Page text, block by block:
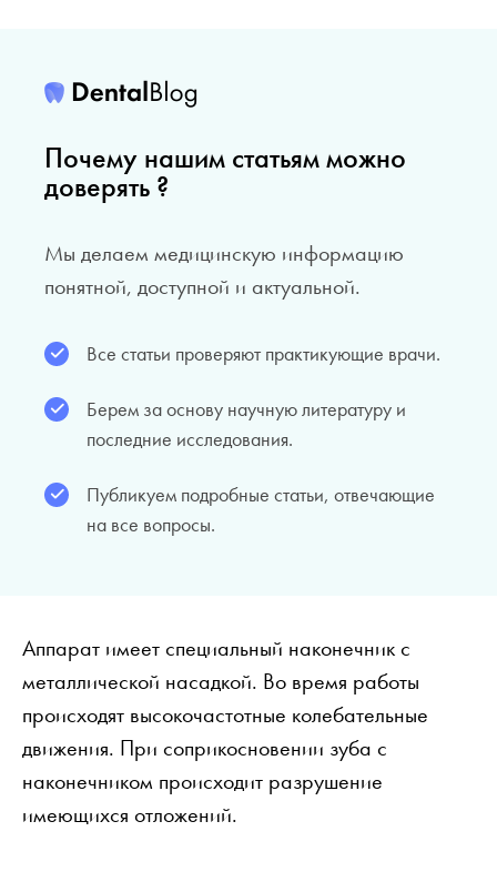
Почему нашим статьям можно
доверять ?
Мы делаем медицинскую информацию
понятной, доступной и актуальной.
Все статьи проверяют практикующие врачи.
Берем за основу научную литературу и
последние исследования.
Публикуем подробные статьи, отвечающие
на все вопросы.
Аппарат имеет специальный наконечник с
металлической насадкой. Во время работы
происходят высокочастотные колебательные
движения. При соприкосновении зуба с
наконечником происходит разрушение
имеющихся отложений.